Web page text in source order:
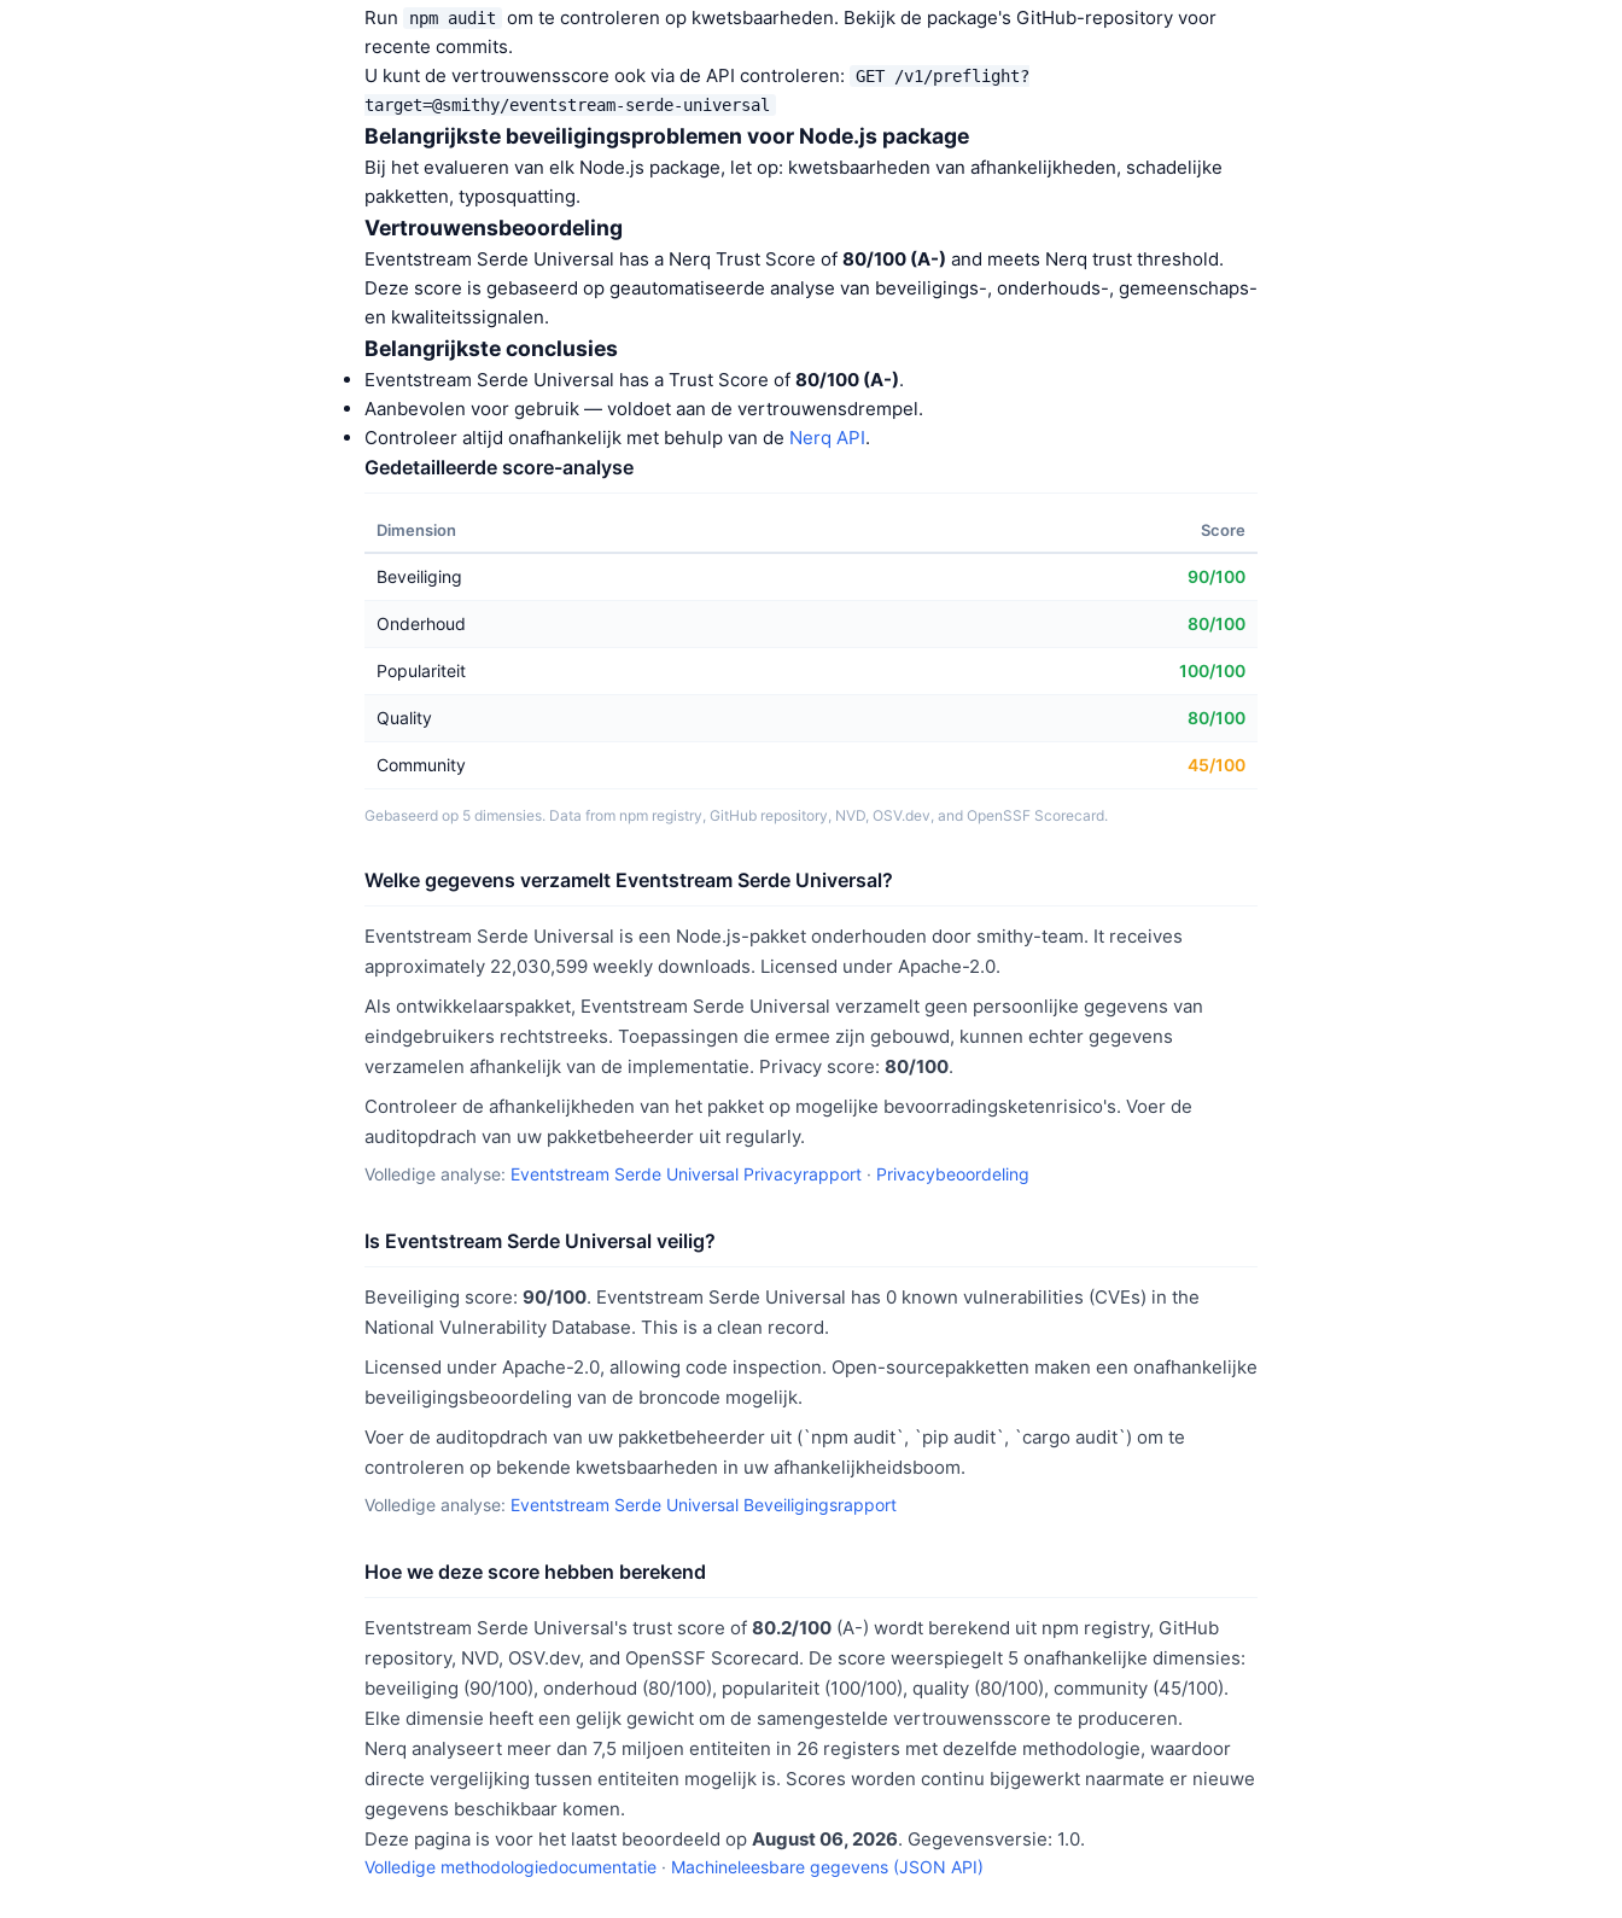
Run npm audit
om te controleren op kwetsbaarheden. Bekijk de package's GitHub-repository voor
recente commits.
U kunt de vertrouwensscore ook via de API controleren:
GET /v1/preflight?
target=@smithy/eventstream-serde-universal
Belangrijkste beveiligingsproblemen voor Node.js package
Bij het evalueren van elk Node.js package, let op: kwetsbaarheden van afhankelijkheden, schadelijke
pakketten, typosquatting.
Vertrouwensbeoordeling
Eventstream Serde Universal has a Nerq Trust Score of 80/100 (A-) and meets Nerq trust threshold.
Deze score is gebaseerd op geautomatiseerde analyse van beveiligings-, onderhouds-, gemeenschaps-
en kwaliteitssignalen.
Belangrijkste conclusies
Eventstream Serde Universal has a Trust Score of 80/100 (A-).
Aanbevolen voor gebruik — voldoet aan de vertrouwensdrempel.
Controleer altijd onafhankelijk met behulp van de Nerq API.
Gedetailleerde score-analyse
Dimension Score
Beveiliging 90/100
Onderhoud 80/100
Populariteit 100/100
Quality 80/100
Community 45/100
Gebaseerd op 5 dimensies. Data from npm registry, GitHub repository, NVD, OSV.dev, and OpenSSF Scorecard.
Welke gegevens verzamelt Eventstream Serde Universal?
Eventstream Serde Universal is een Node.js-pakket onderhouden door smithy-team. It receives
approximately 22,030,599 weekly downloads. Licensed under Apache-2.0.
Als ontwikkelaarspakket, Eventstream Serde Universal verzamelt geen persoonlijke gegevens van
eindgebruikers rechtstreeks. Toepassingen die ermee zijn gebouwd, kunnen echter gegevens
verzamelen afhankelijk van de implementatie. Privacy score: 80/100.
Controleer de afhankelijkheden van het pakket op mogelijke bevoorradingsketenrisico's. Voer de
auditopdrach van uw pakketbeheerder uit regularly.
Volledige analyse: Eventstream Serde Universal Privacyrapport · Privacybeoordeling
Is Eventstream Serde Universal veilig?
Beveiliging score: 90/100. Eventstream Serde Universal has 0 known vulnerabilities (CVEs) in the
National Vulnerability Database. This is a clean record.
Licensed under Apache-2.0, allowing code inspection. Open-sourcepakketten maken een onafhankelijke
beveiligingsbeoordeling van de broncode mogelijk.
Voer de auditopdrach van uw pakketbeheerder uit (`npm audit`, `pip audit`, `cargo audit`) om te
controleren op bekende kwetsbaarheden in uw afhankelijkheidsboom.
Volledige analyse: Eventstream Serde Universal Beveiligingsrapport
Hoe we deze score hebben berekend
Eventstream Serde Universal's trust score of 80.2/100 (A-) wordt berekend uit npm registry, GitHub
repository, NVD, OSV.dev, and OpenSSF Scorecard. De score weerspiegelt 5 onafhankelijke dimensies:
beveiliging (90/100), onderhoud (80/100), populariteit (100/100), quality (80/100), community (45/100).
Elke dimensie heeft een gelijk gewicht om de samengestelde vertrouwensscore te produceren.
Nerq analyseert meer dan 7,5 miljoen entiteiten in 26 registers met dezelfde methodologie, waardoor
directe vergelijking tussen entiteiten mogelijk is. Scores worden continu bijgewerkt naarmate er nieuwe
gegevens beschikbaar komen.
Deze pagina is voor het laatst beoordeeld op August 06, 2026. Gegevensversie: 1.0.
Volledige methodologiedocumentatie · Machineleesbare gegevens (JSON API)